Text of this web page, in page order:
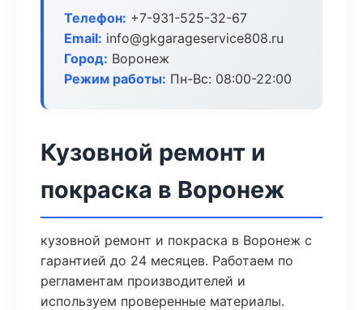
Телефон: +7-931-525-32-67
Email: info@gkgarageservice808.ru
Город: Воронеж
Режим работы: Пн-Вс: 08:00-22:00
Кузовной ремонт и
покраска в Воронеж
кузовной ремонт и покраска в Воронеж с
гарантией до 24 месяцев. Работаем по
регламентам производителей и
используем проверенные материалы.